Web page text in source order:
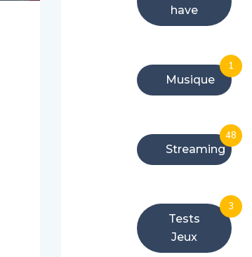
have
Musique
1
Streaming
48
Tests
Jeux
3